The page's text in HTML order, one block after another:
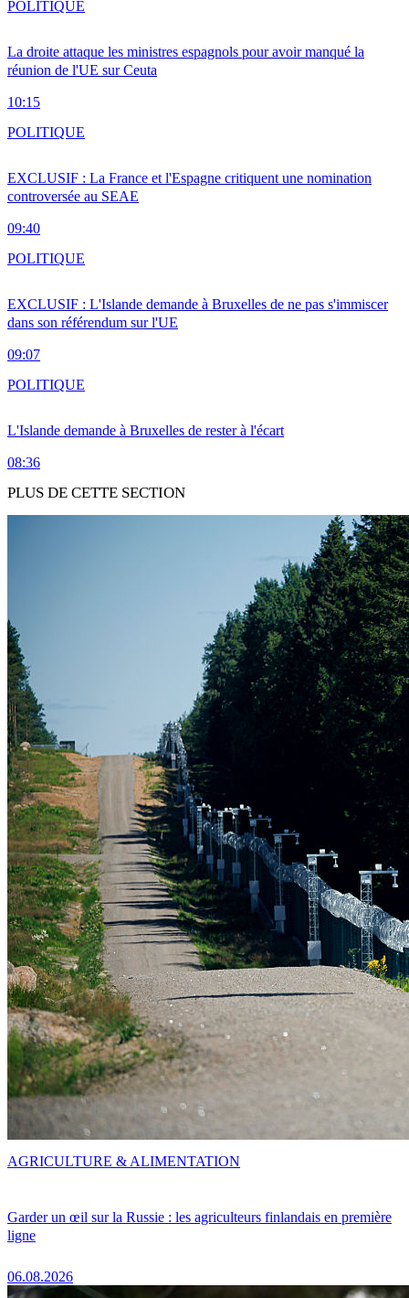
La droite attaque les ministres espagnols pour avoir manqué la
réunion de l'UE sur Ceuta
10:15
POLITIQUE
EXCLUSIF : La France et l'Espagne critiquent une nomination
controversée au SEAE
09:40
POLITIQUE
EXCLUSIF : L'Islande demande à Bruxelles de ne pas s'immiscer
dans son référendum sur l'UE
09:07
POLITIQUE
L'Islande demande à Bruxelles de rester à l'écart
08:36
POLITIQUE
PLUS DE CETTE SECTION
Garder un œil sur la Russie : les agriculteurs finlandais en première
ligne
06.08.2026
AGRICULTURE & ALIMENTATION